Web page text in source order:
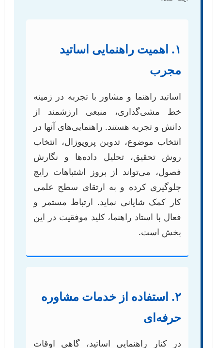
۱. اهمیت راهنمایی اساتید
مجرب
اساتید راهنما و مشاور با تجربه در زمینه
خط مشی‌گذاری، منبعی ارزشمند از
دانش و تجربه هستند. راهنمایی‌های آنها در
انتخاب موضوع، تدوین پروپوزال، انتخاب
روش تحقیق، تحلیل داده‌ها و نگارش
فصول، می‌تواند از بروز اشتباهات رایج
جلوگیری کرده و به ارتقای سطح علمی
کار کمک شایانی نماید. ارتباط مستمر و
فعال با استاد راهنما، کلید موفقیت در این
بخش است.
۲. استفاده از خدمات مشاوره
حرفه‌ای
در کنار راهنمایی اساتید، گاهی اوقات